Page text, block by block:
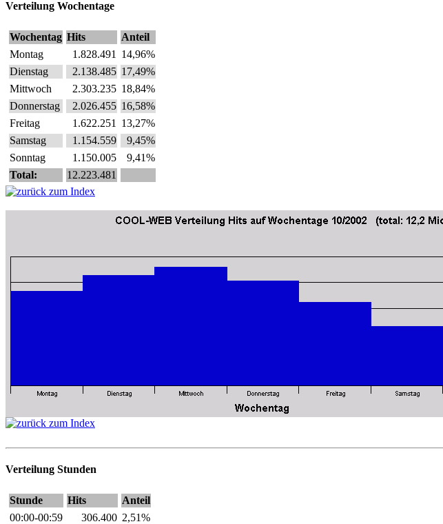
Verteilung Wochentage
Wochentag Hits
Anteil
Montag
1.828.491
14,96%
Dienstag
2.138.485 17,49%
Mittwoch
2.303.235 18,84%
Donnerstag
2.026.455 16,58%
Freitag
1.622.251
13,27%
Samstag
1.154.559
9,45%
Sonntag
1.150.005
9,41%
Total:
12.223.481
Verteilung Stunden
Stunde Hits
Anteil
00:00-00:59
306.400 2,51%